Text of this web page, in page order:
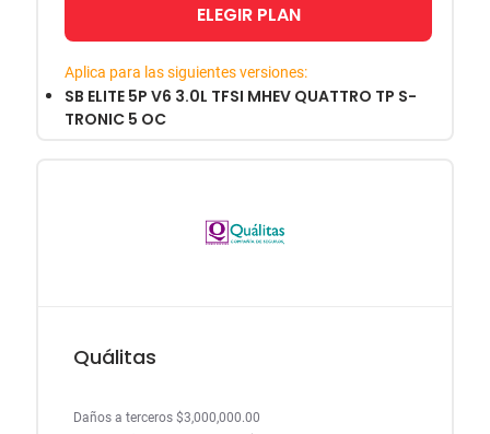
ELEGIR PLAN
Aplica para las siguientes versiones:
SB ELITE 5P V6 3.0L TFSI MHEV QUATTRO TP S-
TRONIC 5 OC
Quálitas
Daños a terceros $3,000,000.00